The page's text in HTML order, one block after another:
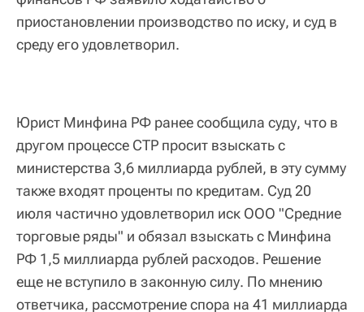
приостановлении производство по иску, и суд в
среду его удовлетворил.
Юрист Минфина РФ ранее сообщила суду, что в
другом процессе СТР просит взыскать с
министерства 3,6 миллиарда рублей, в эту сумму
также входят проценты по кредитам. Суд 20
июля частично удовлетворил иск ООО "Средние
торговые ряды" и обязал взыскать с Минфина
РФ 1,5 миллиарда рублей расходов. Решение
еще не вступило в законную силу. По мнению
ответчика, рассмотрение спора на 41 миллиарда